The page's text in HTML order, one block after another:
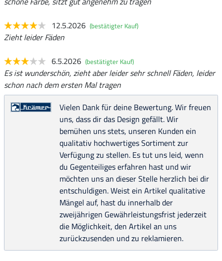
12.5.2026 (bestätigter Kauf)
Zieht leider Fäden
6.5.2026 (bestätigter Kauf)
Es ist wunderschön, zieht aber leider sehr schnell Fäden, leider
schon nach dem ersten Mal tragen
Vielen Dank für deine Bewertung. Wir freuen
uns, dass dir das Design gefällt. Wir
bemühen uns stets, unseren Kunden ein
qualitativ hochwertiges Sortiment zur
Verfügung zu stellen. Es tut uns leid, wenn
du Gegenteiliges erfahren hast und wir
möchten uns an dieser Stelle herzlich bei dir
entschuldigen. Weist ein Artikel qualitative
Mängel auf, hast du innerhalb der
zweijährigen Gewährleistungsfrist jederzeit
die Möglichkeit, den Artikel an uns
zurückzusenden und zu reklamieren.